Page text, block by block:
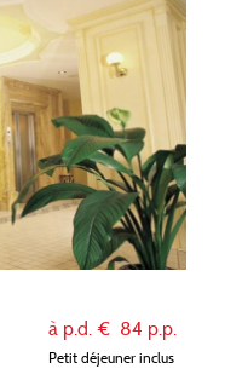
à p.d. € 84 p.p.
Petit déjeuner inclus